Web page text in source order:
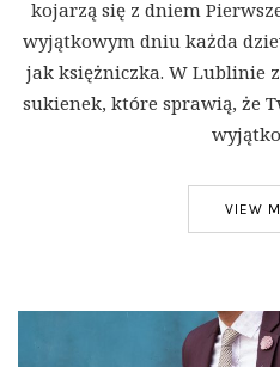
kojarzą się z dniem
wyjątkowym dniu każda
jak księżniczka. W Lublinie
sukienek, które sprawią, że
VIEW